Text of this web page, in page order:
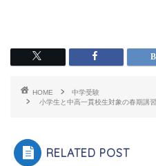
HOME
中学受験
小学生と中高一貫校生対象の春期講
RELATED POST